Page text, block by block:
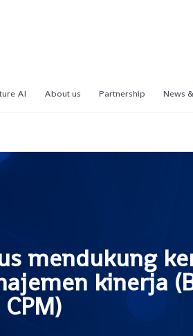
AI About us Partnership News
mendukung
kinerja